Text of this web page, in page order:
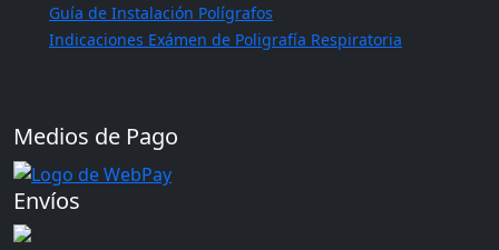
Guía de Instalación Polígrafos
Indicaciones Exámen de Poligrafía Respiratoria
Medios de Pago
Envíos